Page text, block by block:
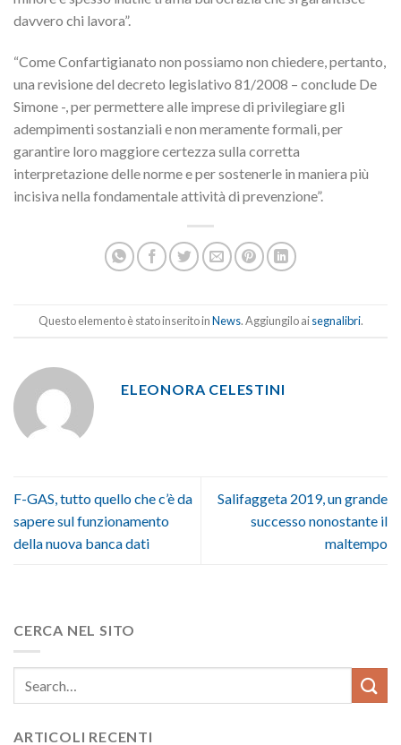
davvero chi lavora”.
“Come Confartigianato non possiamo non chiedere, pertanto,
una revisione del decreto legislativo 81/2008 – conclude De
Simone -, per permettere alle imprese di privilegiare gli
adempimenti sostanziali e non meramente formali, per
garantire loro maggiore certezza sulla corretta
interpretazione delle norme e per sostenerle in maniera più
incisiva nella fondamentale attività di prevenzione”.
Questo elemento è stato inserito inNews. Aggiungilo aisegnalibri.
ELEONORA CELESTINI
F-GAS, tutto quello che c’è da
sapere sul funzionamento
della nuova banca dati
Salifaggeta 2019, un grande
successo nonostante il
maltempo
CERCA NEL SITO
ARTICOLI RECENTI